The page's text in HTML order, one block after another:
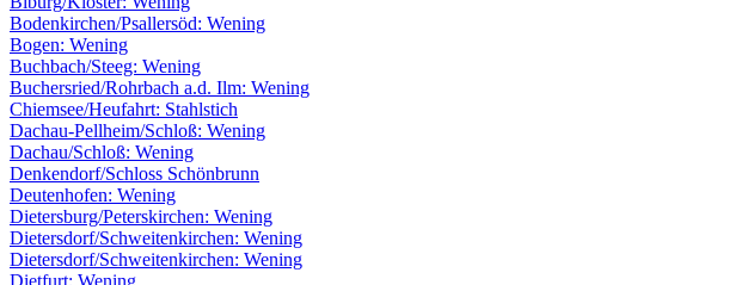
Bodenkirchen/Psallersöd: Wening
Bogen: Wening
Buchbach/Steeg: Wening
Buchersried/Rohrbach a.d. Ilm: Wening
Chiemsee/Heufahrt: Stahlstich
Dachau-Pellheim/Schloß: Wening
Dachau/Schloß: Wening
Denkendorf/Schloss Schönbrunn
Deutenhofen: Wening
Dietersburg/Peterskirchen: Wening
Dietersdorf/Schweitenkirchen: Wening
Dietersdorf/Schweitenkirchen: Wening